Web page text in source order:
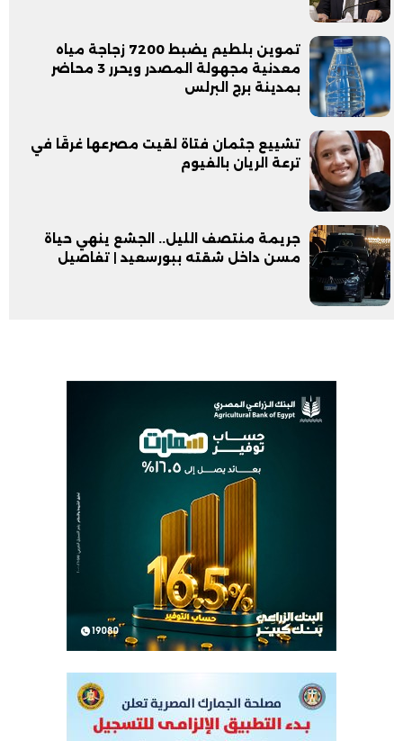
تموين بلطيم يضبط 7200 زجاجة مياه
معدنية مجهولة المصدر ويحرر 3 محاضر
بمدينة برج البرلس
تشييع جثمان فتاة لقيت مصرعها غرقًا في
ترعة الريان بالفيوم
جريمة منتصف الليل.. الجشع ينهي حياة
مسن داخل شقته ببورسعيد | تفاصيل